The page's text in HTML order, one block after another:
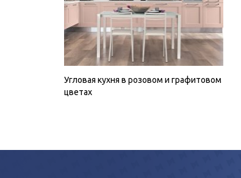
Угловая кухня в розовом и графитовом
цветах